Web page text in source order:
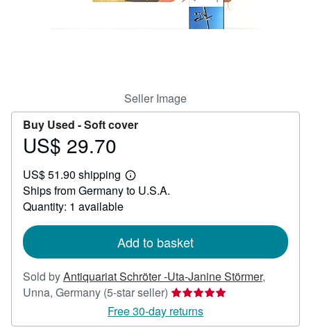
Seller Image
Buy Used -Soft cover
Price
29.70
US$ 29.70
US$ 51.90 shipping
Learn
more
Ships from Germany to U.S.A.
Quantity: 1 available
Add to basket
Sold byAntiquariat Schröter -Uta-Janine Störmer,
Unna, Germany (5-star seller) Seller
rating
5
Free 30-day returns